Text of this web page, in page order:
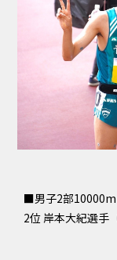
■男子2部10000m
2位 岸本大紀選手